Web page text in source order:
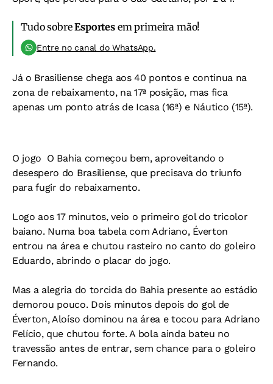
Tudo sobreEsportesem primeira mão!
Entre no canal do WhatsApp.
Já o Brasiliense chega aos 40 pontos e continua na
zona de rebaixamento, na 17ª posição, mas fica
apenas um ponto atrás de Icasa (16ª) e Náutico (15ª).
O jogo  O Bahia começou bem, aproveitando o
desespero do Brasiliense, que precisava do triunfo
para fugir do rebaixamento.
Logo aos 17 minutos, veio o primeiro gol do tricolor
baiano. Numa boa tabela com Adriano, Éverton
entrou na área e chutou rasteiro no canto do goleiro
Eduardo, abrindo o placar do jogo.
Mas a alegria do torcida do Bahia presente ao estádio
demorou pouco. Dois minutos depois do gol de
Éverton, Aloíso dominou na área e tocou para Adriano
Felício, que chutou forte. A bola ainda bateu no
travessão antes de entrar, sem chance para o goleiro
Fernando.